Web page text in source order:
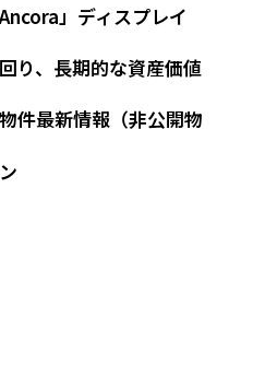
」ディスプレイ
り、長期的な資産価値
件最新情報（非公開物